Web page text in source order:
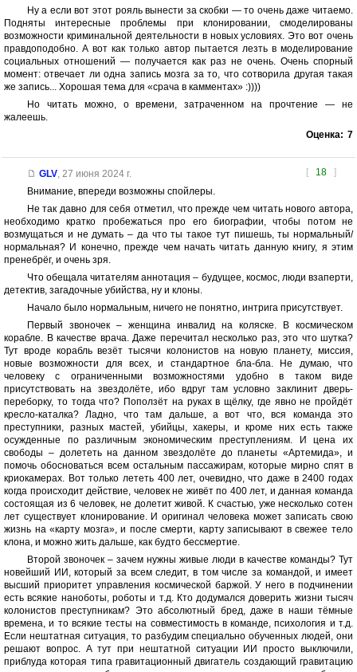
Ну а если вот этот рояль вынести за скобки — то очень даже читаемо.
Подняты интересные проблемы при клонировании, смоделированы
возможности криминальной деятельности в новых условиях. Это вот очень
правдоподобно. А вот как только автор пытается лезть в моделирование
социальных отношений — получается как раз не очень. Очень спорный
момент: отвечает ли одна запись мозга за то, что сотворила другая такая
же запись... Хорошая тема для «срача в камментах» :))))
Но читать можно, о времени, затраченном на прочтение — не
жалеешь.
Оценка: 7
[ 18 ]
GLV, 27 июня 2024 г.
Внимание, впереди возможны спойлеры.
Не так давно для себя отметил, что прежде чем читать нового автора,
необходимо кратко пробежаться про его биографии, чтобы потом не
возмущаться и не думать – да что ты такое тут пишешь, ты нормальный/
нормальная? И конечно, прежде чем начать читать данную книгу, я этим
пренебрёг, и очень зря.
Что обещала читателям аннотация – будущее, космос, люди взаперти,
детектив, загадочные убийства, ну и клоны.
Начало было нормальным, ничего не понятно, интрига присутствует.
Первый звоночек – женщина инвалид на коляске. В космическом
корабле. В качестве врача. Даже перечитал несколько раз, это что шутка?
Тут вроде корабль везёт тысячи колонистов на новую планету, миссия,
новые возможности для всех, и стандартное бла-бла. Не думаю, что
человеку с ограниченными возможностями удобно в таком виде
присутствовать на звездолёте, ибо вдруг там условно заклинит дверь-
переборку, то тогда что? Поползёт на руках в щёлку, где явно не пройдёт
кресло-каталка? Ладно, что там дальше, а вот что, вся команда это
преступники, разных мастей, убийцы, хакеры, и кроме них есть также
осужденные по различным экономическим преступлениям. И цена их
свободы – долететь на данном звездолёте до планеты «Артемида», и
помочь обосноваться всем остальным пассажирам, которые мирно спят в
криокамерах. Вот только лететь 400 лет, очевидно, что даже в 2400 годах
когда происходит действие, человек не живёт по 400 лет, и данная команда
состоящая из 6 человек, не долетит живой. К счастью, уже несколько сотен
лет существует клонирование. И оригинал человека может записать свою
жизнь на «карту мозга», и после смерти, карту записывают в свежее тело
клона, и можно жить дальше, как будто бессмертие.
Второй звоночек – зачем нужны живые люди в качестве команды? Тут
новейший ИИ, который за всем следит, в том числе за командой, и имеет
высший приоритет управления космической баржой. У него в подчинении
есть всякие наноботы, роботы и т.д. Кто додумался доверить жизни тысяч
колонистов преступникам? Это абсолютный бред, даже в наши тёмные
времена, и то всякие тесты на совместимость в команде, психология и т.д.
Если нештатная ситуация, то разбудим специально обученных людей, они
решают вопрос. А тут при нештатной ситуации ИИ просто выключили,
приблуда которая типа гравитационный двигатель создающий гравитацию